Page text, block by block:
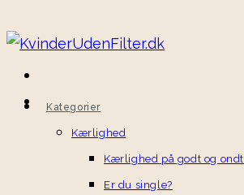
to
content
Kategorier
Kærlighed
Kærlighed på godt og ondt
Er du single?